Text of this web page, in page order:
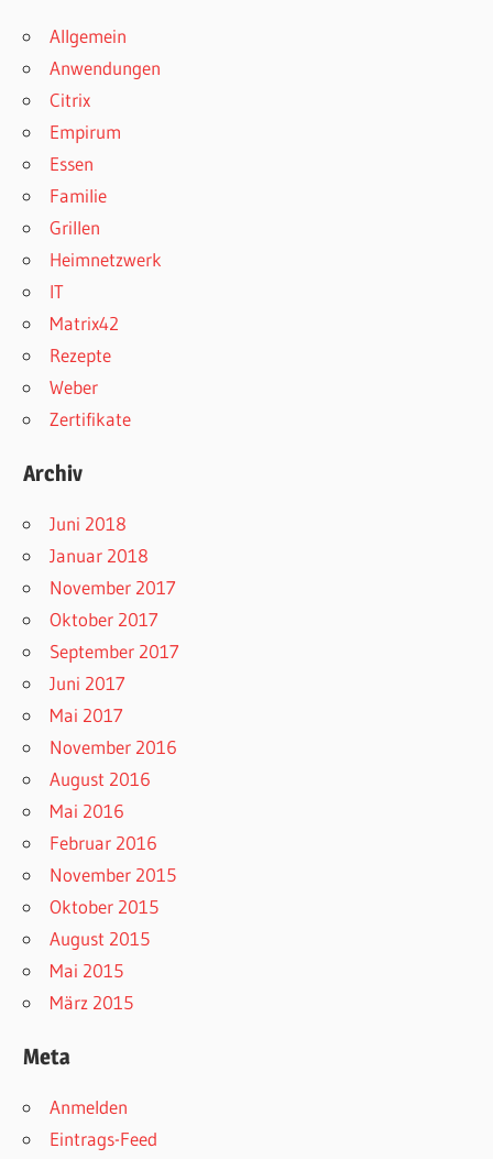
Allgemein
Anwendungen
Citrix
Empirum
Essen
Familie
Grillen
Heimnetzwerk
IT
Matrix42
Rezepte
Weber
Zertifikate
Archiv
Juni 2018
Januar 2018
November 2017
Oktober 2017
September 2017
Juni 2017
Mai 2017
November 2016
August 2016
Mai 2016
Februar 2016
November 2015
Oktober 2015
August 2015
Mai 2015
März 2015
Meta
Anmelden
Eintrags-Feed